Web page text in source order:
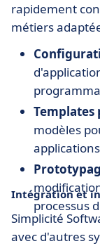
rapidement
métiers
Templates
modèles
processus
Intégration et
Simplicité
avec d'autres